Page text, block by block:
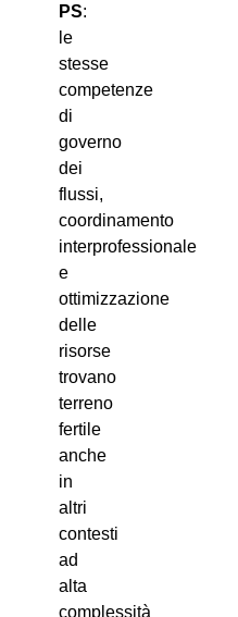
PS:
le
stesse
competenze
di
governo
dei
flussi,
coordinamento
interprofessionale
e
ottimizzazione
delle
risorse
trovano
terreno
fertile
anche
in
altri
contesti
ad
alta
complessità